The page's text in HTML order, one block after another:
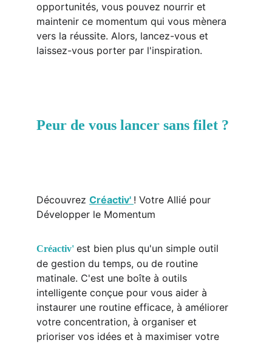
opportunités, vous pouvez nourrir et
maintenir ce momentum qui vous mènera
vers la réussite. Alors, lancez-vous et
laissez-vous porter par l'inspiration.
Peur de vous lancer sans filet ?
Découvrez Créactiv' ! Votre Allié pour
Développer le Momentum
Créactiv' est bien plus qu'un simple outil
de gestion du temps, ou de routine
matinale. C'est une boîte à outils
intelligente conçue pour vous aider à
instaurer une routine efficace, à améliorer
votre concentration, à organiser et
prioriser vos idées et à maximiser votre